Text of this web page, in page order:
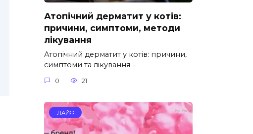
Атопічний дерматит у котів:
причини, симптоми, методи
лікування
Атопічний дерматит у котів: причини,
симптоми та лікування –
0 21
ЛАЙФ